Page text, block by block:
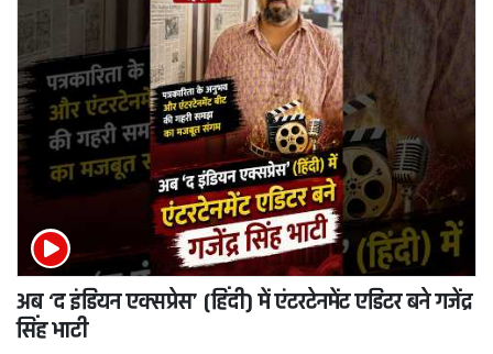
अब ‘द इंडियन एक्सप्रेस’ (हिंदी) में एंटरटेनमेंट एडिटर बने गजेंद्र
सिंह भाटी